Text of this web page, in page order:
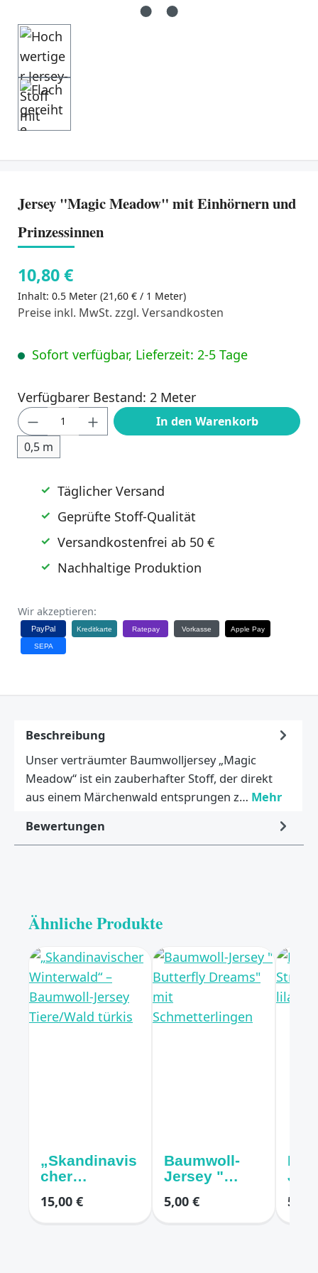
Jersey "Magic Meadow" mit Einhörnern und
Prinzessinnen
10,80 €
Inhalt: 0.5 Meter (21,60 € / 1 Meter)
Preise inkl. MwSt. zzgl. Versandkosten
Sofort verfügbar, Lieferzeit: 2-5 Tage
Verfügbarer Bestand: 2 Meter
Produkt Anzahl: Gib den gewünschten
0,5 m
In den Warenkorb
Täglicher Versand
Geprüfte Stoff-Qualität
Versandkostenfrei ab 50 €
Nachhaltige Produktion
Wir akzeptieren:
PayPal Kreditkarte Ratepay Vorkasse Apple Pay
SEPA
Beschreibung
Unser verträumter Baumwolljersey „Magic
Meadow“ ist ein zauberhafter Stoff, der direkt
aus einem Märchenwald entsprungen z… Mehr
Bewertungen
Ähnliche Produkte
„Skandinavis
cher
– Baumwoll-
15,00 €
Baumwoll-
Jersey "
Dreams" mit
5,00 € 5,00